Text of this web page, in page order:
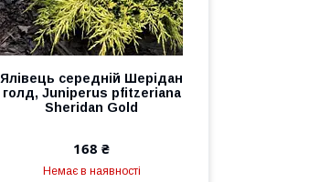
Ялівець середній Шерідан
голд, Juniperus pfitzeriana
Sheridan Gold
168 ₴
Немає в наявності